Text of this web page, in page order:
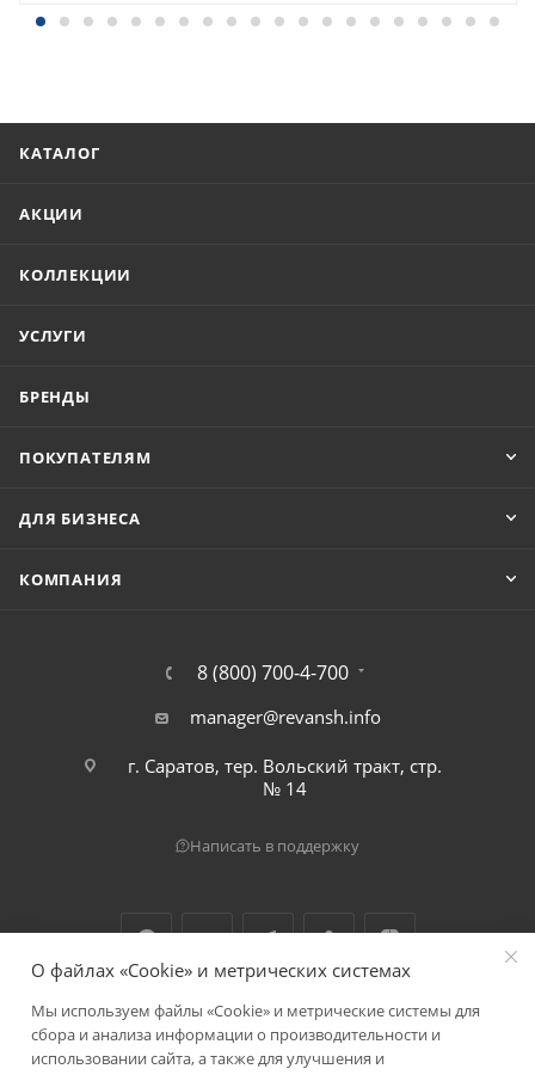
КАТАЛОГ
АКЦИИ
КОЛЛЕКЦИИ
УСЛУГИ
БРЕНДЫ
ПОКУПАТЕЛЯМ
ДЛЯ БИЗНЕСА
КОМПАНИЯ
8 (800) 700-4-700
manager@revansh.info
г. Саратов, тер. Вольский тракт, стр.
№ 14
Написать в поддержку
2026 © ООО "Реванш"
О файлах «Cookie» и метрических системах
Мы используем файлы «Cookie» и метрические системы для
сбора и анализа информации о производительности и
использовании сайта, а также для улучшения и